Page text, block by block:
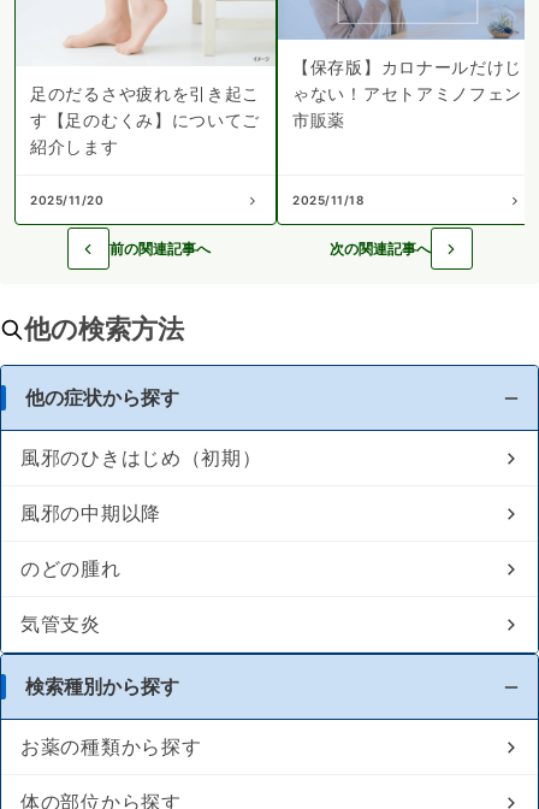
足のだるさや疲れを引き起こ
す【足のむくみ】についてご
紹介します
2025/11/20
【保存版】カロナールだけじ
ゃない！アセトアミノフェン
市販薬
2025/11/18
前の関連記事へ 次の関連記事へ
他の検索方法
他の症状から探す
風邪のひきはじめ（初期）
風邪の中期以降
のどの腫れ
気管支炎
検索種別から探す
お薬の種類から探す
体の部位から探す